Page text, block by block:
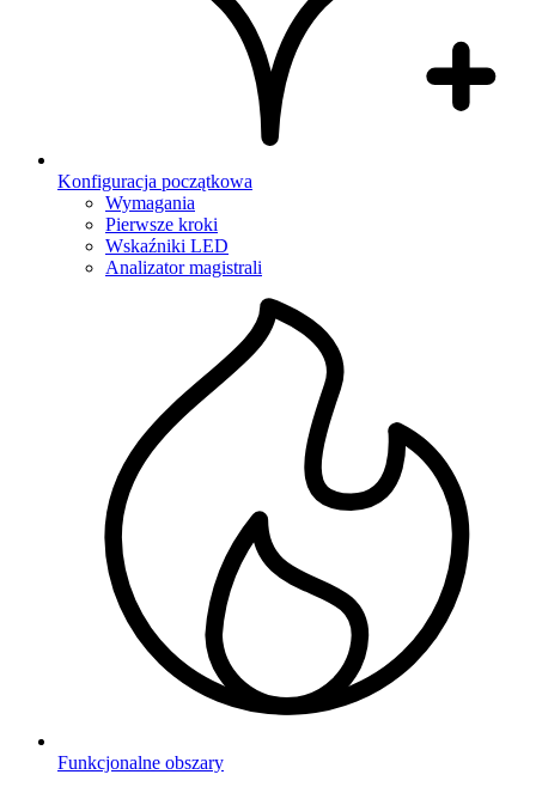
Konfiguracja początkowa
Wymagania
Pierwsze kroki
Wskaźniki LED
Analizator magistrali
Funkcjonalne obszary